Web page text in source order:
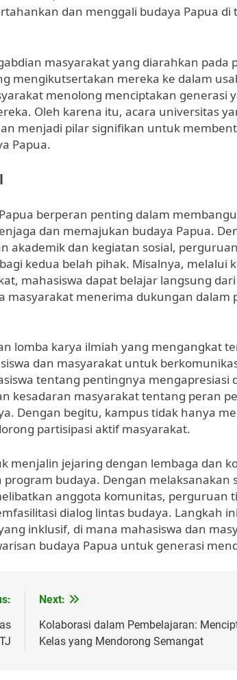
dan menggali budaya Papua di
masyarakat yang diarahkan pada
mengikutsertakan mereka ke dalam
menolong menciptakan generasi
Oleh karena itu, acara universitas
menjadi pilar signifikan untuk
Papua.
berperan penting dalam
dan memajukan budaya Papua.
akademik dan kegiatan sosial,
kedua belah pihak. Misalnya, melalui
mahasiswa dapat belajar langsung
masyarakat menerima dukungan dalam
lomba karya ilmiah yang mengangkat
dan masyarakat untuk
tentang pentingnya mengapresiasi
kesadaran masyarakat tentang peran
Dengan begitu, kampus tidak hanya
partisipasi aktif masyarakat.
menjalin jejaring dengan lembaga dan
budaya. Dengan melaksanakan
anggota komunitas, perguruan
dialog lintas budaya. Langkah ini
inklusif, di mana mahasiswa dan
budaya Papua untuk generasi
Next:
Kolaborasi dalam Pembelajaran:
Kelas yang Mendorong Semangat